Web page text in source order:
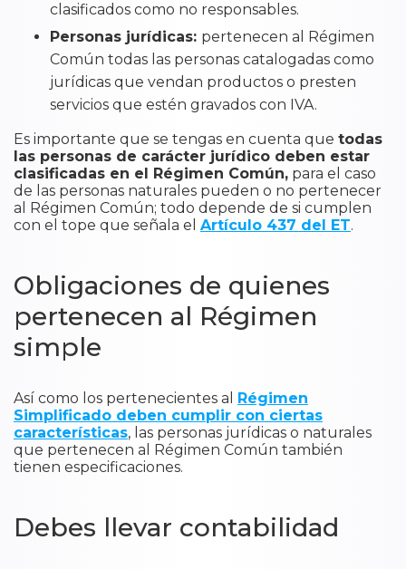
clasificados como no responsables.
Personas jurídicas: pertenecen al Régimen
Común todas las personas catalogadas como
jurídicas que vendan productos o presten
servicios que estén gravados con IVA.
Es importante que se tengas en cuenta que todas
las personas de carácter jurídico deben estar
clasificadas en el Régimen Común, para el caso
de las personas naturales pueden o no pertenecer
al Régimen Común; todo depende de si cumplen
con el tope que señala el Artículo 437 del ET.
Obligaciones de quienes
pertenecen al Régimen
simple
Así como los pertenecientes al Régimen
Simplificado deben cumplir con ciertas
características, las personas jurídicas o naturales
que pertenecen al Régimen Común también
tienen especificaciones.
Debes llevar contabilidad